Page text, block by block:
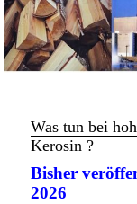
Was tun bei
Kerosin ?
Bisher
2026